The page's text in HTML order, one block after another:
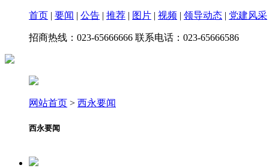
首页 | 要闻 | 公告 | 推荐 | 图片 | 视频 | 领导动态 | 党建风采
招商热线：023-65666666 联系电话：023-65666586
网站首页 > 西永要闻
西永要闻